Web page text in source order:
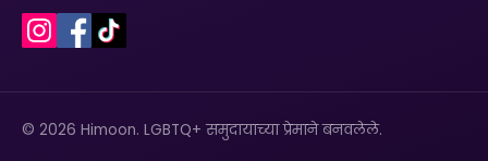
© 2026 Himoon. LGBTQ+ समुदायाच्या प्रेमाने बनवलेले.